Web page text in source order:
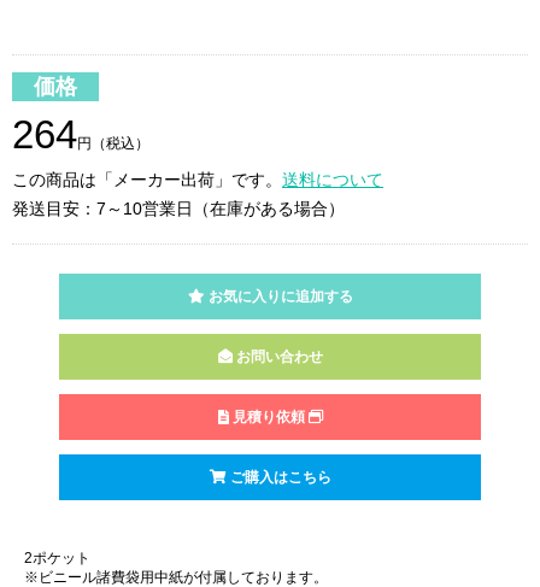
価格
264円（税込）
この商品は「メーカー出荷」です。 送料について
発送目安：7～10営業日（在庫がある場合）
お気に入りに追加する
お問い合わせ
見積り依頼
ご購入はこちら
2ポケット
※ビニール諸費袋用中紙が付属しております。